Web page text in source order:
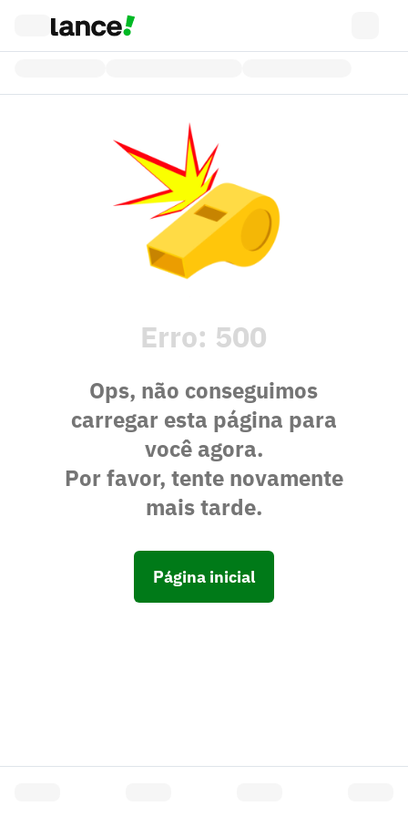
Erro: 500
Ops, não conseguimos
carregar esta página para
você agora.
Por favor, tente novamente
mais tarde.
Página inicial